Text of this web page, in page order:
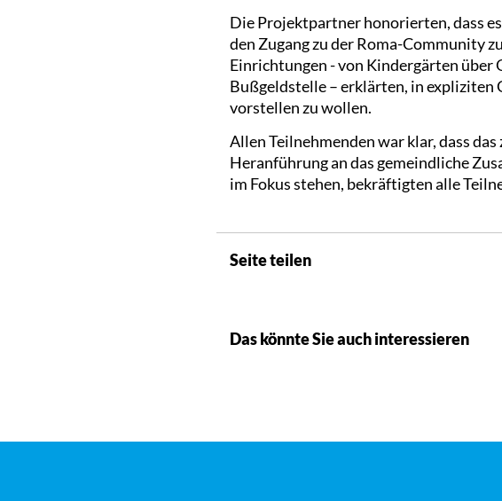
Die Projektpartner honorierten, dass
den Zugang zu der Roma-Community
Einrichtungen - von Kindergärten über
Bußgeldstelle – erklärten, in
vorstellen zu wollen.
Allen Teilnehmenden war klar, dass
Heranführung an das gemeindliche
im Fokus stehen, bekräftigten alle
Seite teilen
Das könnte Sie auch interessieren